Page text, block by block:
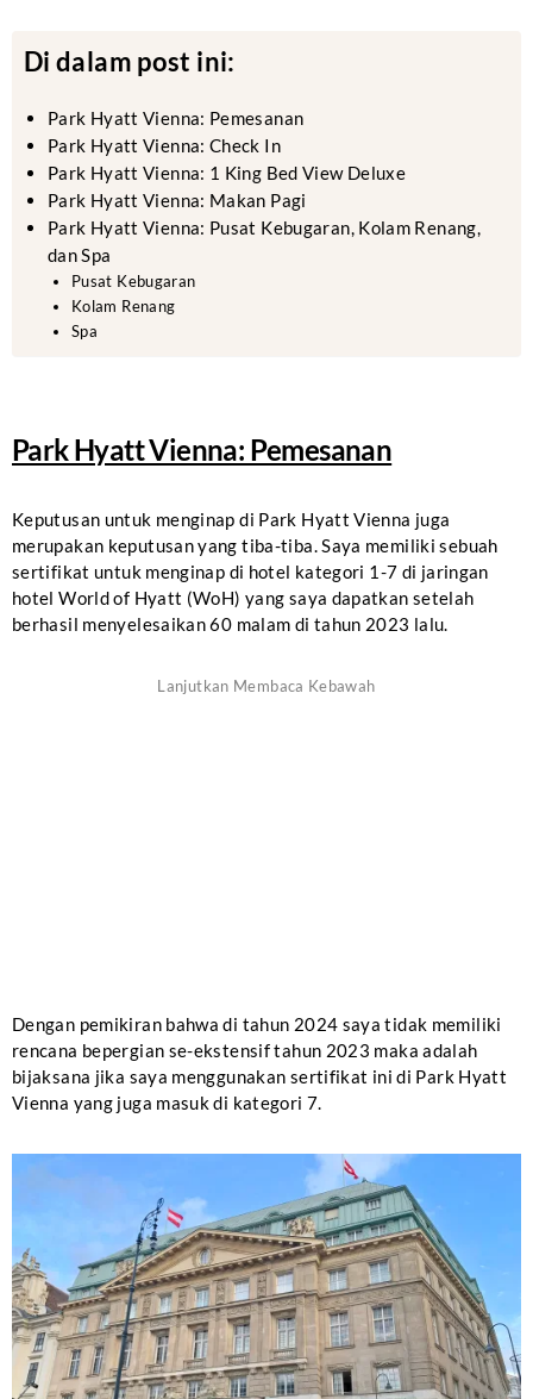
Di dalam post ini:
Park Hyatt Vienna: Pemesanan
Park Hyatt Vienna: Check In
Park Hyatt Vienna: 1 King Bed View Deluxe
Park Hyatt Vienna: Makan Pagi
Park Hyatt Vienna: Pusat Kebugaran, Kolam Renang,
dan Spa
Pusat Kebugaran
Kolam Renang
Spa
Park Hyatt Vienna: Pemesanan
Keputusan untuk menginap di Park Hyatt Vienna juga
merupakan keputusan yang tiba-tiba. Saya memiliki sebuah
sertifikat untuk menginap di hotel kategori 1-7 di jaringan
hotel World of Hyatt (WoH) yang saya dapatkan setelah
berhasil menyelesaikan 60 malam di tahun 2023 lalu.
Dengan pemikiran bahwa di tahun 2024 saya tidak memiliki
rencana bepergian se-ekstensif tahun 2023 maka adalah
bijaksana jika saya menggunakan sertifikat ini di Park Hyatt
Vienna yang juga masuk di kategori 7.